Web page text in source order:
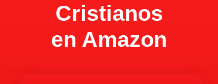
Cristianos
en Amazon